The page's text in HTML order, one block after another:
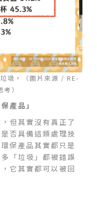
圾。（圖片來源 / RE-
）
產品」
但其實沒有真正了
否具備這類處理技
保產品其實都只是
「垃圾」都被錯誤
它其實都可以被回